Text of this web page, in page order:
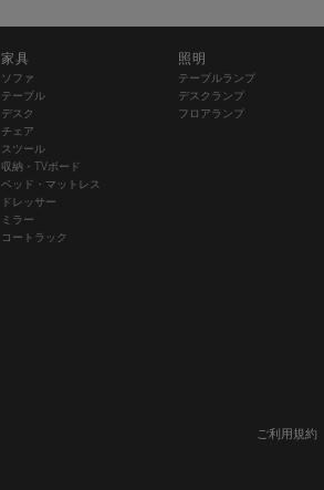
家具
ソファ
テーブル
デスク
チェア
スツール
収納・TVボード
ベッド・マットレス
ドレッサー
ミラー
コートラック
照明
テーブルランプ
デスクランプ
フロアランプ
ご利用規約